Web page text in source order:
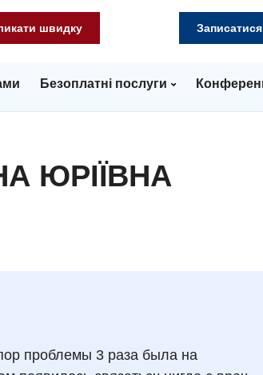
швидку
Безоплатні послуги
ЮРІЇВНА
проблемы 3 раза была на